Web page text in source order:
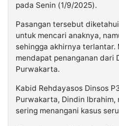
pada Senin (1/9/2025).
Pasangan tersebut
untuk mencari anaknya,
sehingga akhirnya terlantar.
mendapat penanganan dari
Purwakarta.
Kabid Rehdayasos Dinsos
Purwakarta, Dindin Ibrahim,
sering menangani kasus